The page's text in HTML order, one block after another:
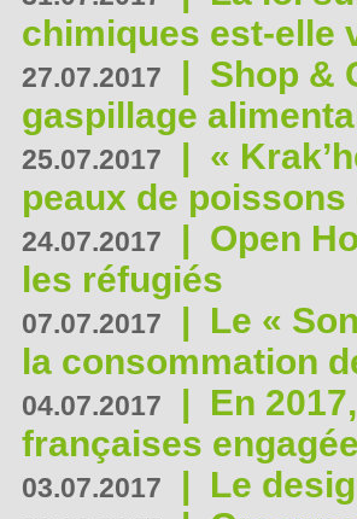
chimiques est-elle
27.07.2017 | Shop &
gaspillage
25.07.2017 | «
peaux de poissons
24.07.2017 | Open
les réfugiés
07.07.2017 | Le «
la consommation
04.07.2017 | En
françaises
03.07.2017 | Le